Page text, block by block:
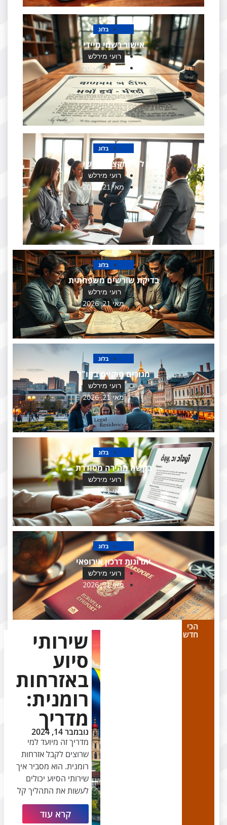
בלוג
אישור רשמי מיידי
רועי מירלש
מאי 21, 2026
בלוג
ליווי מקצועי אישי
רועי מירלש
מאי 21, 2026
בלוג
בדיקת שורשים משפחתית
רועי מירלש
מאי 21, 2026
בלוג
מגורים חוקיים בחו"ל
רועי מירלש
מאי 21, 2026
בלוג
בקשה מהירה מסודרת
רועי מירלש
מאי 21, 2026
בלוג
יתרונות דרכון אירופאי
רועי מירלש
מאי 21, 2026
שירותי
סיוע
באזרחות
רומנית:
מדריך
נובמבר 14, 2024
מדריך זה מיועד למי
שרוצים לקבל אזרחות
רומנית. הוא מסביר איך
שירותי הסיוע יכולים
לעשות את התהליך קל
קרא עוד